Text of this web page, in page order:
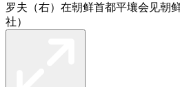
罗夫（右）在朝鲜首都平壤会见朝
社）